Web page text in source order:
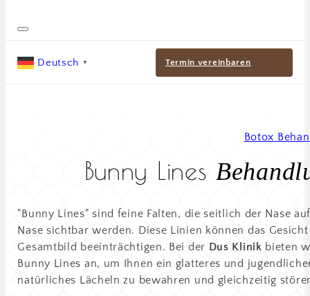
Deutsch ▼ Termin vereinbaren
Botox
Bunny Lines
"Bunny Lines" sind feine Falten, die seitlich der Nase
Nase sichtbar werden. Diese Linien können das
Gesamtbild beeinträchtigen. Bei der Dus Klinik bieten
Bunny Lines an, um Ihnen ein glatteres und
natürliches Lächeln zu bewahren und gleichzeitig